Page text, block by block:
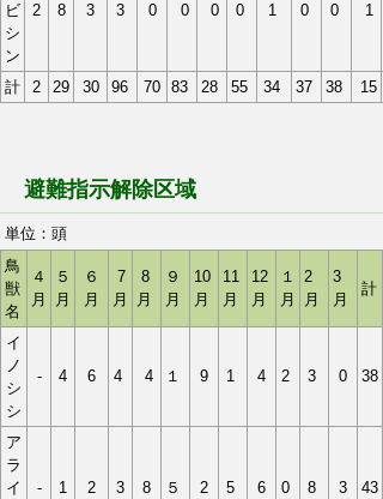
ビ
シ
ン
2 8 3 3 0 0 0 0 1 0 0 1
計 2 29 30 96 70 83 28 55 34 37 38 15
避難指示解除区域
単位：頭
鳥
獣
名
４
月
５
月
６
月
7
月
8
月
９
月
10
月
11
月
12
月
１
月
2
月
3
月
計
イ
ノ
シ
シ
- 4 6 4 4 １ 9 1 4 2 3 0 38
ア
ラ
イ
- 1 2 3 8 ５ 2 5 6 0 8 3 43